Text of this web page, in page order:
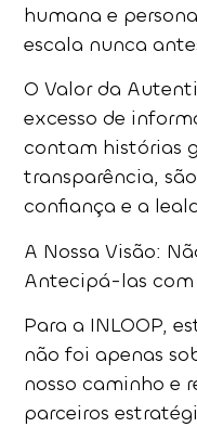
humana e
escala nunca
O Valor da
excesso de
contam histórias
transparência,
confiança e a
A Nossa Visão:
Antecipá-las
Para a INLOOP,
não foi apenas
nosso caminho e
parceiros